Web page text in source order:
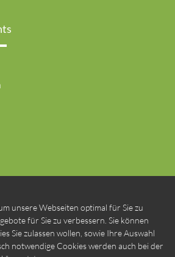
Verne 1748 e. V.
Datenschutzerklärung Kontakt
unsere Webseiten optimal für Sie zu
für Sie zu verbessern. Sie können
Sie zulassen wollen, sowie Ihre Auswahl
notwendige Cookies werden auch bei der